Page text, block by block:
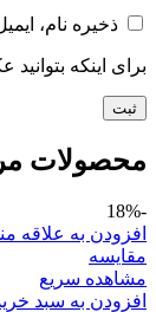
ذخیره نام،
برای اینکه
محصولات
-18%
افزودن به علاقه
مقایسه
مشاهده سریع
افزودن به سبد